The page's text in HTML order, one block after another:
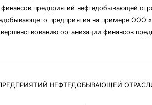
предприятий нефтедобывающей
предприятия на примере ООО
организации финансов
НЕФТЕДОБЫВАЮЩЕЙ